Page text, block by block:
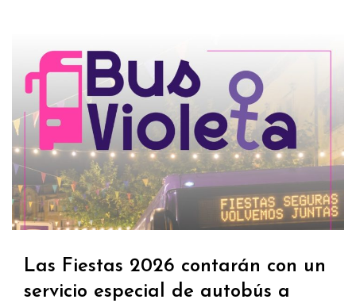
Las Fiestas 2026 contarán con un
servicio especial de autobús a